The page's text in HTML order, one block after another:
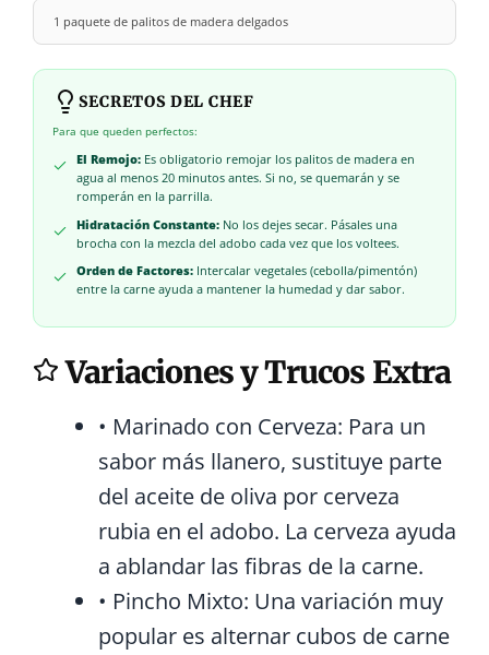
1 paquete de palitos de madera delgados
SECRETOS DEL CHEF
Para que queden perfectos:
El Remojo: Es obligatorio remojar los palitos de madera en
agua al menos 20 minutos antes. Si no, se quemarán y se
romperán en la parrilla.
Hidratación Constante: No los dejes secar. Pásales una
brocha con la mezcla del adobo cada vez que los voltees.
Orden de Factores: Intercalar vegetales (cebolla/pimentón)
entre la carne ayuda a mantener la humedad y dar sabor.
Variaciones y Trucos Extra
• Marinado con Cerveza: Para un
sabor más llanero, sustituye parte
del aceite de oliva por cerveza
rubia en el adobo. La cerveza ayuda
a ablandar las fibras de la carne.
• Pincho Mixto: Una variación muy
popular es alternar cubos de carne